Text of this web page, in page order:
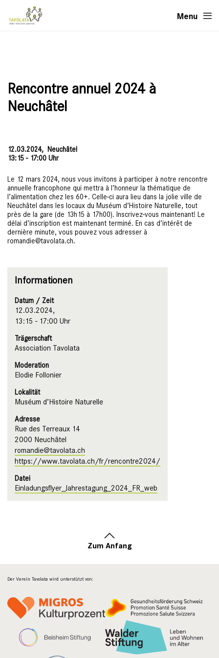
Menu
Rencontre annuel 2024 à
Neuchâtel
12.03.2024, Neuchâtel
13:15 - 17:00 Uhr
Le 12 mars 2024, nous vous invitons à participer à notre rencontre
annuelle francophone qui mettra à l’honneur la thématique de
l’alimentation chez les 60+. Celle-ci aura lieu dans la jolie ville de
Neuchâtel dans les locaux du Muséum d’Histoire Naturelle, tout
près de la gare (de 13h15 à 17h00). Inscrivez-vous maintenant! Le
délai d’inscription est maintenant terminé. En cas d’intérêt de
dernière minute, vous pouvez vous adresser à
romandie@tavolata.ch.
Informationen
Datum / Zeit
12.03.2024,
13:15 - 17:00 Uhr
Trägerschaft
Association Tavolata
Moderation
Elodie Follonier
Lokalität
Muséum d’Histoire Naturelle
Adresse
Rue des Terreaux 14
2000 Neuchâtel
romandie@tavolata.ch
https://www.tavolata.ch/fr/rencontre2024/
Datei
Einladungsflyer_Jahrestagung_2024_FR_web
Zum Anfang
Der Verein Tavolata wird unterstützt von: